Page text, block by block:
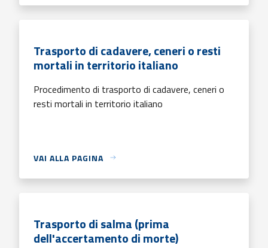
Trasporto di cadavere, ceneri o resti
mortali in territorio italiano
Procedimento di trasporto di cadavere, ceneri o
resti mortali in territorio italiano
VAI ALLA PAGINA
Trasporto di salma (prima
dell'accertamento di morte)